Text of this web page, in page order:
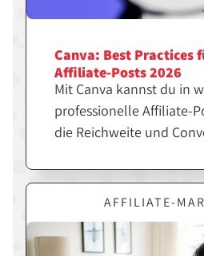
Canva: Best Practices
Affiliate-Posts 2026
Mit Canva kannst du in
professionelle Affiliate-
die Reichweite und
Design, sondern die
dahinter. Erfahre hier,
gezielt für erfolgreiche
einsetzt.
AFFILIATE-